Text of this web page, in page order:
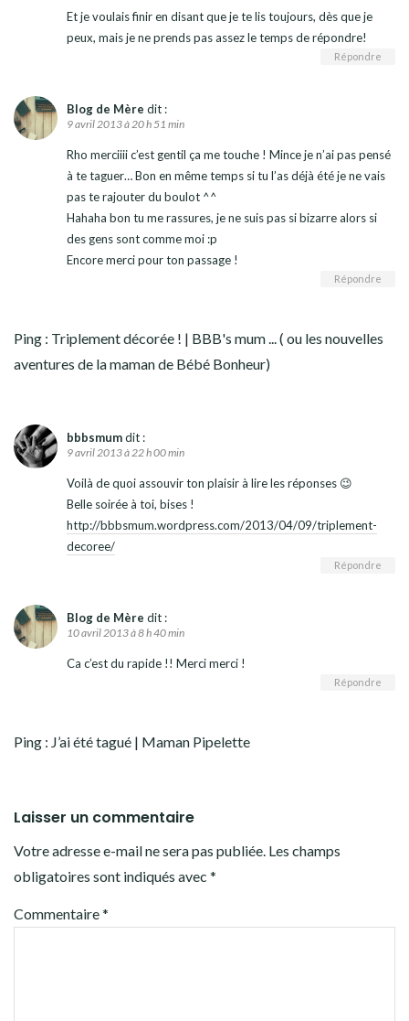
Et je voulais finir en disant que je te lis toujours, dès que je
peux, mais je ne prends pas assez le temps de répondre!
Répondre
Blog de Mère dit :
9 avril 2013 à 20 h 51 min
Rho merciiii c’est gentil ça me touche ! Mince je n’ai pas pensé
à te taguer… Bon en même temps si tu l’as déjà été je ne vais
pas te rajouter du boulot ^^
Hahaha bon tu me rassures, je ne suis pas si bizarre alors si
des gens sont comme moi :p
Encore merci pour ton passage !
Répondre
Ping : Triplement décorée ! | BBB's mum ... ( ou les nouvelles
aventures de la maman de Bébé Bonheur)
bbbsmumdit :
9 avril 2013 à 22 h 00 min
Voilà de quoi assouvir ton plaisir à lire les réponses 😉
Belle soirée à toi, bises !
http://bbbsmum.wordpress.com/2013/04/09/triplement-
decoree/
Répondre
Blog de Mère dit :
10 avril 2013 à 8 h 40 min
Ca c’est du rapide !! Merci merci !
Répondre
Ping : J’ai été tagué | Maman Pipelette
Laisser un commentaire
Votre adresse e-mail ne sera pas publiée. Les champs
obligatoires sont indiqués avec *
Commentaire*